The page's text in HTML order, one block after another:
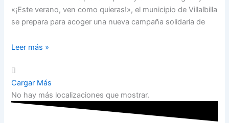
«¡Este verano, ven como quieras!», el municipio de Villalbilla
se prepara para acoger una nueva campaña solidaria de
Leer más »
Cargar Más
No hay más localizaciones que mostrar.